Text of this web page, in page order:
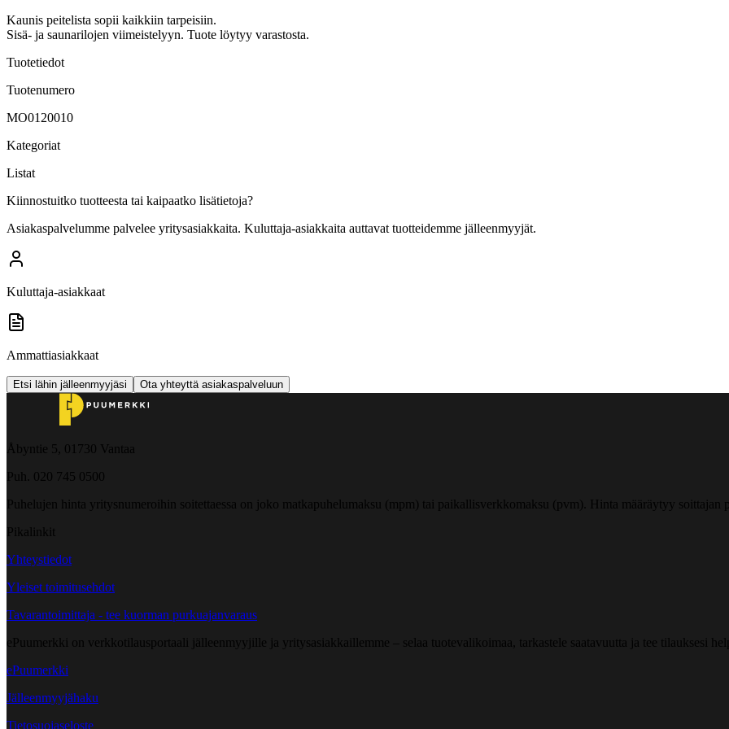
Kaunis peitelista sopii kaikkiin tarpeisiin.
Sisä- ja saunarilojen viimeistelyyn. Tuote löytyy varastosta.
Tuotetiedot
Tuotenumero
MO0120010
Kategoriat
Listat
Kiinnostuitko tuotteesta tai kaipaatko lisätietoja?
Asiakaspalvelumme palvelee yritysasiakkaita. Kuluttaja-asiakkaita auttavat tuotteidemme jälleenmyyjät.
Kuluttaja-asiakkaat
Ammattiasiakkaat
Etsi lähin jälleenmyyjäsi Ota yhteyttä asiakaspalveluun
Åbyntie 5, 01730 Vantaa
Puh. 020 745 0500
Puhelujen hinta yritysnumeroihin soitettaessa on joko matkapuhelumaksu (mpm) tai paikallisverkkomaksu (pvm). Hinta määräytyy soittajan
Pikalinkit
Yhteystiedot
Yleiset toimitusehdot
Tavarantoimittaja - tee kuorman purkuajanvaraus
ePuumerkki on verkkotilausportaali jälleenmyyjille ja yritysasiakkaillemme – selaa tuotevalikoimaa, tarkastele saatavuutta ja tee tilauksesi
ePuumerkki
Jälleenmyyjähaku
Tietosuojaseloste